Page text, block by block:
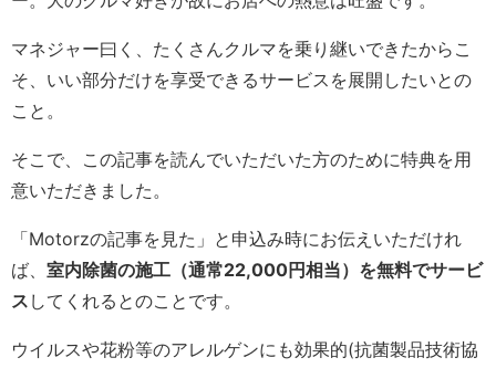
マネジャー曰く、たくさんクルマを乗り継いできたからこ
そ、いい部分だけを享受できるサービスを展開したいとの
こと。
そこで、この記事を読んでいただいた方のために特典を用
意いただきました。
「Motorzの記事を見た」と申込み時にお伝えいただけれ
ば、 室内除菌の施工（通常22,000円相当）を無料でサービ
ス してくれるとのことです。
ウイルスや花粉等のアレルゲンにも効果的(抗菌製品技術協